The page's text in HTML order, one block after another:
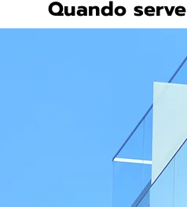
Quando serve